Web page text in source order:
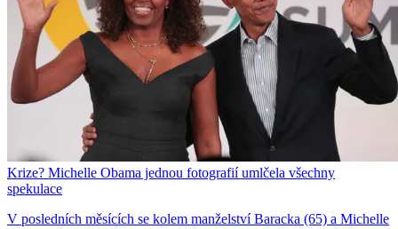
Krize? Michelle Obama jednou fotografií umlčela všechny
spekulace
V posledních měsících se kolem manželství Baracka (65) a Michelle